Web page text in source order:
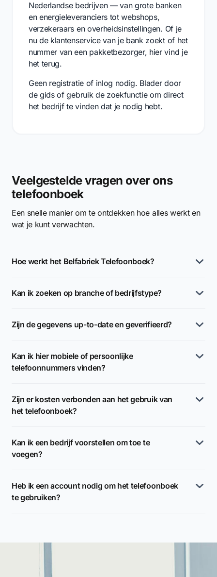
Nederlandse bedrijven — van grote banken
en energieleveranciers tot webshops,
verzekeraars en overheidsinstellingen. Of je
nu de klantenservice van je bank zoekt of het
nummer van een pakketbezorger, hier vind je
het terug.
Geen registratie of inlog nodig. Blader door
de gids of gebruik de zoekfunctie om direct
het bedrijf te vinden dat je nodig hebt.
Veelgestelde vragen over ons
telefoonboek
Een snelle manier om te ontdekken hoe alles werkt en
wat je kunt verwachten.
Hoe werkt het Belfabriek Telefoonboek?
Kan ik zoeken op branche of bedrijfstype?
Zijn de gegevens up-to-date en geverifieerd?
Kan ik hier mobiele of persoonlijke
telefoonnummers vinden?
Zijn er kosten verbonden aan het gebruik van
het telefoonboek?
Kan ik een bedrijf voorstellen om toe te
voegen?
Heb ik een account nodig om het telefoonboek
te gebruiken?